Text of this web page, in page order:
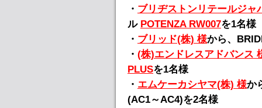
・ ブリヂストンリテールジャ
ル POTENZA RW007を1名様
・ ブリッド(株) 様から、
・ (株)エンドレスアドバンス
PLUSを1名様
・ エムケーカシヤマ(株) 様か
(AC1～AC4)を2名様